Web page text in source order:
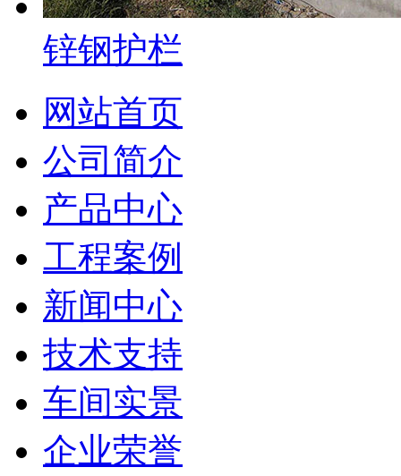
锌钢护栏
网站首页
公司简介
产品中心
工程案例
新闻中心
技术支持
车间实景
企业荣誉